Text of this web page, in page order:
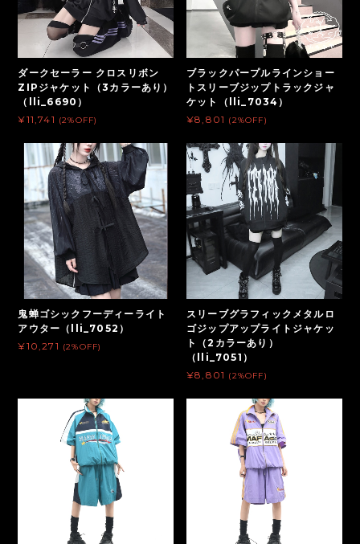
ダークセーラー クロスリボン
ZIPジャケット（3カラーあり）
（lli_6690）
¥11,741 (2%OFF)
ブラックパープルラインショー
トスリーブジップトラックジャ
ケット（lli_7034）
¥8,801 (2%OFF)
鬼蝉ゴシックフーディーライト
アウター（lli_7052）
¥10,271 (2%OFF)
スリーブグラフィックメタルロ
ゴジップアップライトジャケッ
ト（2カラーあり）
（lli_7051）
¥8,801 (2%OFF)